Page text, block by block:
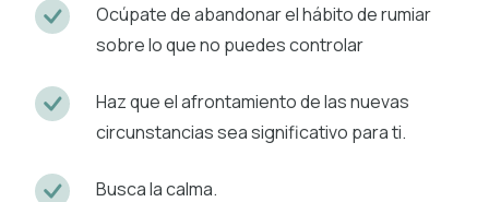
Ocúpate de abandonar el hábito de rumiar
sobre lo que no puedes controlar
Haz que el afrontamiento de las nuevas
circunstancias sea significativo para ti.
Busca la calma.